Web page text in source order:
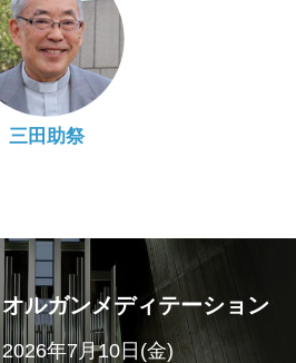
三田助祭
オルガンメディテーション
2026年7月10日(金)